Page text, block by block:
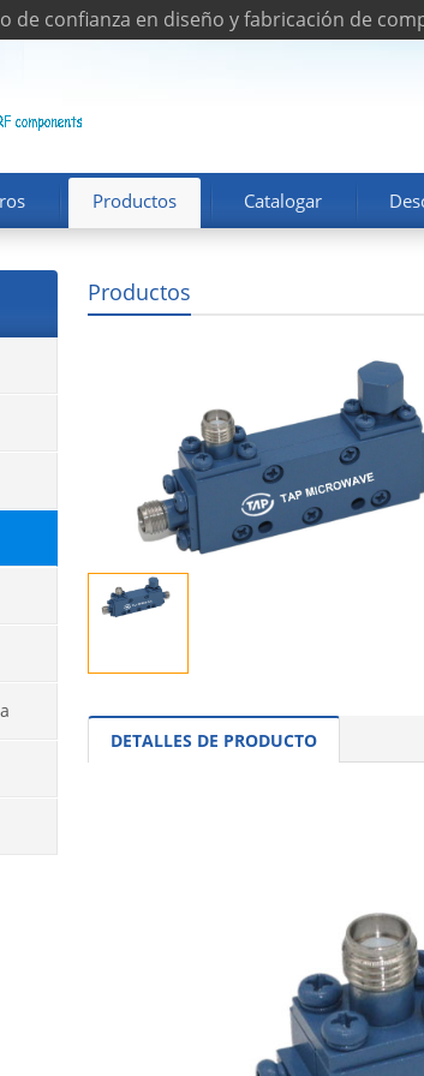
de confianza en diseño y fabricación de
Productos Catalogar
Productos
DETALLES DE PRODUCTO